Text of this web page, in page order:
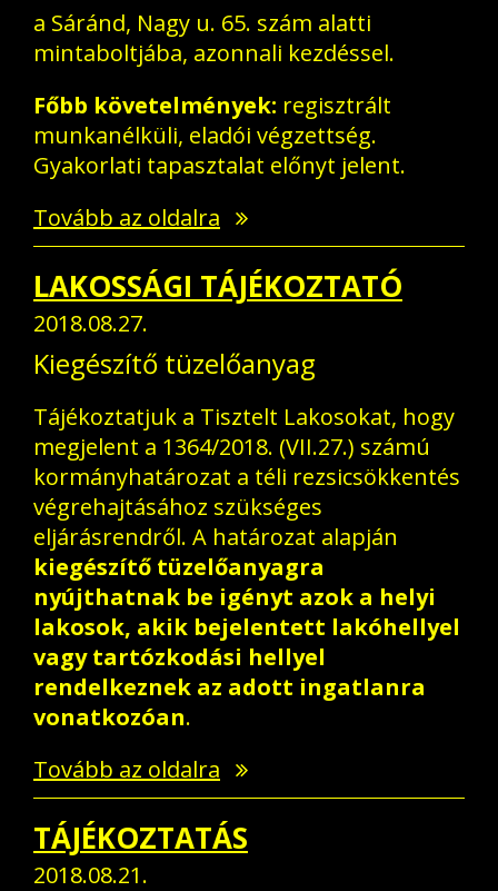
a Sáránd, Nagy u. 65. szám alatti
mintaboltjába, azonnali kezdéssel.
Főbb követelmények: regisztrált
munkanélküli, eladói végzettség.
Gyakorlati tapasztalat előnyt jelent.
Tovább az oldalra
LAKOSSÁGI TÁJÉKOZTATÓ
2018.08.27.
Kiegészítő tüzelőanyag
Tájékoztatjuk a Tisztelt Lakosokat, hogy
megjelent a 1364/2018. (VII.27.) számú
kormányhatározat a téli rezsicsökkentés
végrehajtásához szükséges
eljárásrendről. A határozat alapján
kiegészítő tüzelőanyagra
nyújthatnak be igényt azok a helyi
lakosok, akik bejelentett lakóhellyel
vagy tartózkodási hellyel
rendelkeznek az adott ingatlanra
vonatkozóan.
Tovább az oldalra
TÁJÉKOZTATÁS
2018.08.21.